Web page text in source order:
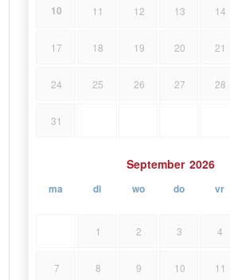
10 11 12 13 14
17 18 19 20 21
24 25 26 27 28
31
September 2026
ma di wo do vr
1 2 3 4
7 8 9 10 11